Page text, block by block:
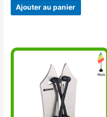
Ajouter au panier